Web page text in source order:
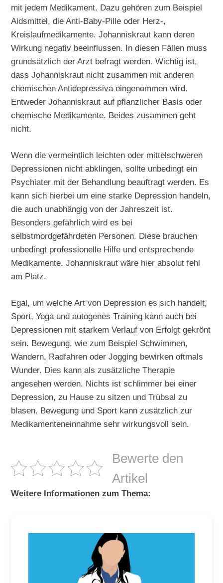
mit jedem Medikament. Dazu gehören zum Beispiel
Aidsmittel, die Anti-Baby-Pille oder Herz-,
Kreislaufmedikamente. Johanniskraut kann deren
Wirkung negativ beeinflussen. In diesen Fällen muss
grundsätzlich der Arzt befragt werden. Wichtig ist,
dass Johanniskraut nicht zusammen mit anderen
chemischen Antidepressiva eingenommen wird.
Entweder Johanniskraut auf pflanzlicher Basis oder
chemische Medikamente. Beides zusammen geht
nicht.
Wenn die vermeintlich leichten oder mittelschweren
Depressionen nicht abklingen, sollte unbedingt ein
Psychiater mit der Behandlung beauftragt werden. Es
kann sich hierbei um eine starke Depression handeln,
die auch unabhängig von der Jahreszeit ist.
Besonders gefährlich wird es bei
selbstmordgefährdeten Personen. Diese brauchen
unbedingt professionelle Hilfe und entsprechende
Medikamente. Johanniskraut wäre hier absolut fehl
am Platz.
Egal, um welche Art von Depression es sich handelt,
Sport, Yoga und autogenes Training kann auch bei
Depressionen mit starkem Verlauf von Erfolgt gekrönt
sein. Bewegung, wie zum Beispiel Schwimmen,
Wandern, Radfahren oder Jogging bewirken oftmals
Wunder. Dies kann als zusätzliche Therapie
angesehen werden. Nichts ist schlimmer bei einer
Depression, zu Hause zu sitzen und Trübsal zu
blasen. Bewegung und Sport kann zusätzlich zur
Medikamenteneinnahme sehr wirkungsvoll sein.
Bewerte den
Artikel
Weitere Informationen zum Thema: